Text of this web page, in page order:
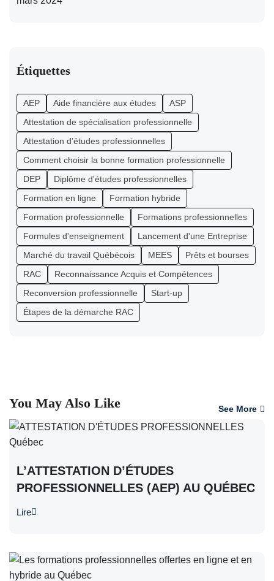
Étiquettes
AEP Aide financière aux études
ASP
Attestation de spécialisation professionnelle
Attestation d’études professionnelles
Comment choisir la bonne formation professionnelle
DEP
Diplôme d'études professionnelles
Formation en ligne
Formation hybride
Formation professionnelle
Formations professionnelles
Formules d'enseignement
Lancement d'une Entreprise
Marché du travail Québécois
MEES
Prêts et bourses
RAC
Reconnaissance Acquis et Compétences
Reconversion professionnelle
Start-up
Étapes de la démarche RAC
You May Also Like See More
L’ATTESTATION D’ÉTUDES
PROFESSIONNELLES (AEP) AU QUÉBEC
Lire